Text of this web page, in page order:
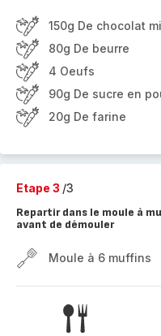
150g De chocolat
80g De beurre
4 Oeufs
90g De sucre en
20g De farine
Etape 3 /3
Repartir dans le moule à
avant de démouler
Moule à 6 muffins